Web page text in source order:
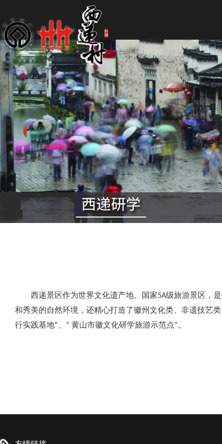
西递景区作为世界文化遗产地、国家5A级旅游景区，
和秀美的自然环境，还精心打造了徽州文化类、非遗技艺
行实践基地”、“ 黄山市徽文化研学旅游示范点”。